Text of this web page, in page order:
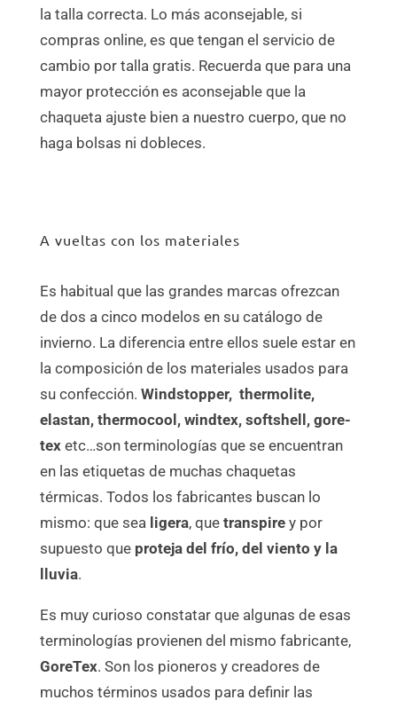
la talla correcta. Lo más aconsejable, si
compras online, es que tengan el servicio de
cambio por talla gratis. Recuerda que para una
mayor protección es aconsejable que la
chaqueta ajuste bien a nuestro cuerpo, que no
haga bolsas ni dobleces.
A vueltas con los materiales
Es habitual que las grandes marcas ofrezcan
de dos a cinco modelos en su catálogo de
invierno. La diferencia entre ellos suele estar en
la composición de los materiales usados para
su confección. Windstopper, thermolite,
elastan, thermocool, windtex, softshell, gore-
texetc…son terminologías que se encuentran
en las etiquetas de muchas chaquetas
térmicas. Todos los fabricantes buscan lo
mismo: que sea ligera, que transpirey por
supuesto que proteja del frío, del viento y la
lluvia.
Es muy curioso constatar que algunas de esas
terminologías provienen del mismo fabricante,
GoreTex. Son los pioneros y creadores de
muchos términos usados para definir las